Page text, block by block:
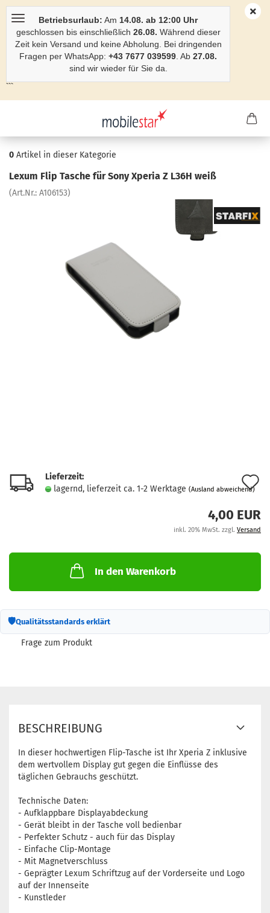
Betriebsurlaub: Am 14.08. ab 12:00 Uhr
geschlossen bis einschließlich 26.08. Während dieser
Zeit kein Versand und keine Abholung. Bei dringenden
Fragen per WhatsApp: +43 7677 039599 . Ab 27.08.
sind wir wieder für Sie da.
```
0 Artikel in dieser Kategorie
Lexum Flip Ta­sche für Sony Xpe­ria Z L36H weiß
(Art.Nr.: A106153)
Lieferzeit:
lagernd, lieferzeit ca. 1-2 Werktage (Ausland abweichend)
4,00 EUR
inkl. 20% MwSt. zzgl. Versand
In den Warenkorb
🛡Qualitätsstandards erklärt
Frage zum Produkt
BESCHREIBUNG
In dieser hochwertigen Flip-Tasche ist Ihr Xperia Z inklusive
dem wertvollem Display gut gegen die Einflüsse des
täglichen Gebrauchs geschützt.
Technische Daten:
- Aufklappbare Displayabdeckung
- Gerät bleibt in der Tasche voll bedienbar
- Perfekter Schutz - auch für das Display
- Einfache Clip-Montage
- Mit Magnetverschluss
- Geprägter Lexum Schriftzug auf der Vorderseite und Logo
auf der Innenseite
- Kunstleder